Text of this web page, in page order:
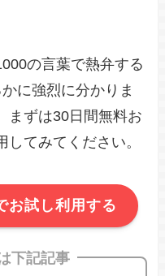
の言葉で熱弁する
に強烈に分かりま
まずは30日間無料お
てみてください。
お試し利用する
下記記事